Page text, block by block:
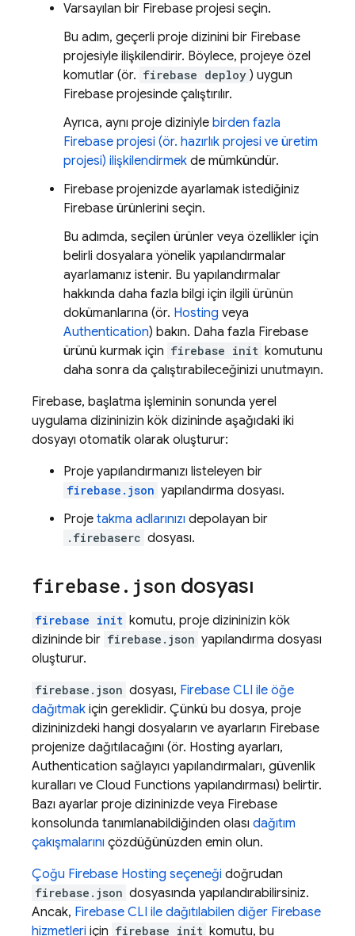
Varsayılan bir Firebase projesi seçin.
Bu adım, geçerli proje dizinini bir Firebase
projesiyle ilişkilendirir. Böylece, projeye özel
komutlar (ör. firebase deploy ) uygun
Firebase projesinde çalıştırılır.
Ayrıca, aynı proje diziniyle birden fazla
Firebase projesi (ör. hazırlık projesi ve üretim
projesi) ilişkilendirmek de mümkündür.
Firebase projenizde ayarlamak istediğiniz
Firebase ürünlerini seçin.
Bu adımda, seçilen ürünler veya özellikler için
belirli dosyalara yönelik yapılandırmalar
ayarlamanız istenir. Bu yapılandırmalar
hakkında daha fazla bilgi için ilgili ürünün
dokümanlarına (ör. Hosting veya
Authentication) bakın. Daha fazla Firebase
ürünü kurmak için firebase init komutunu
daha sonra da çalıştırabileceğinizi unutmayın.
Firebase, başlatma işleminin sonunda yerel
uygulama dizininizin kök dizininde aşağıdaki iki
dosyayı otomatik olarak oluşturur:
Proje yapılandırmanızı listeleyen bir
firebase.json yapılandırma dosyası.
Proje takma adlarınızı depolayan bir
.firebaserc dosyası.
firebase. json dosyası
firebase init komutu, proje dizininizin kök
dizininde bir firebase.json yapılandırma dosyası
oluşturur.
firebase.json dosyası, Firebase CLI ile öğe
dağıtmak için gereklidir. Çünkü bu dosya, proje
dizininizdeki hangi dosyaların ve ayarların Firebase
projenize dağıtılacağını (ör. Hosting ayarları,
Authentication sağlayıcı yapılandırmaları, güvenlik
kuralları ve Cloud Functions yapılandırması) belirtir.
Bazı ayarlar proje dizininizde veya Firebase
konsolunda tanımlanabildiğinden olası dağıtım
çakışmalarını çözdüğünüzden emin olun.
Çoğu Firebase Hosting seçeneği doğrudan
firebase.json dosyasında yapılandırabilirsiniz.
Ancak, Firebase CLI ile dağıtılabilen diğer Firebase
hizmetleri için firebase init komutu, bu